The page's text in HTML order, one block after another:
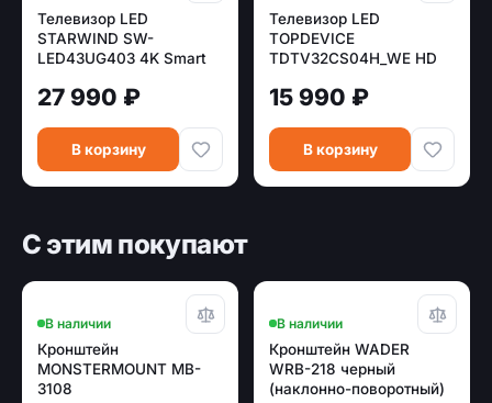
Телевизор LED
STARWIND SW-
LED43UG403 4K Smart
27 990 ₽
В корзину
Телевизор LED
TOPDEVICE
TDTV32CS04H_WE HD
15 990 ₽
В корзину
С этим покупают
В наличии
Кронштейн
MONSTERMOUNT MB-
3108
В наличии
Кронштейн WADER
WRB-218 черный
(наклонно-поворотный)